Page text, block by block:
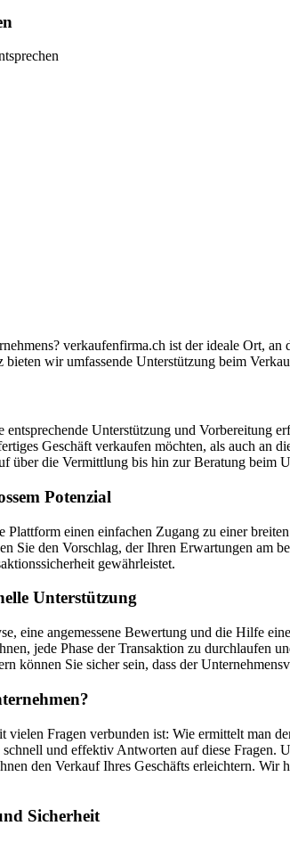
verkaufenfirma.ch ist der ideale Ort,
wir umfassende Unterstützung beim
Unterstützung und Vorbereitung
Geschäft verkaufen möchten, als auch an
über die Vermittlung bis hin zur Beratung beim
Potenzial
Plattform einen einfachen Zugang zu einer
Sie den Vorschlag, der Ihren Erwartungen am
gewährleistet.
Unterstützung
eine angemessene Bewertung und die Hilfe
jede Phase der Transaktion zu durchlaufen
können Sie sicher sein, dass der
Fragen verbunden ist: Wie ermittelt man
und effektiv Antworten auf diese Fragen.
den Verkauf Ihres Geschäfts erleichtern.
Sicherheit